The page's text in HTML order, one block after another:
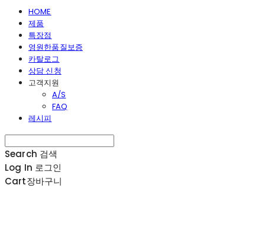
HOME
제품
특장점
영원한품질보증
카탈로그
상담 신청
고객지원
A/S
FAQ
레시피
Search 검색
Log In 로그인
Cart장바구니